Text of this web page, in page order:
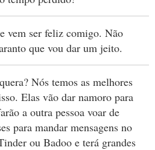
vem ser feliz comigo. Não
que vou dar um jeito.
Nós temos as melhores
Elas vão dar namoro para
a outra pessoa voar de
para mandar mensagens no
ou Badoo e terá grandes